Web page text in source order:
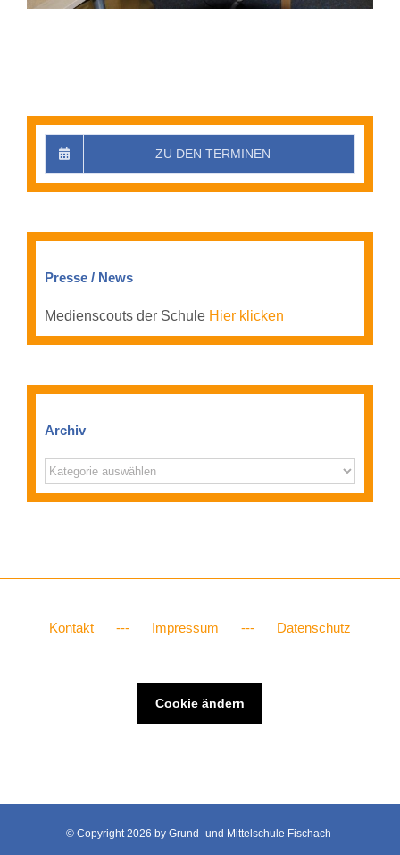
ZU DEN TERMINEN
Presse / News
Medienscouts der Schule Hier klicken
Archiv
Archiv
Kontakt Impressum Datenschutz
Cookie ändern
© Copyright 2026 by Grund- und Mittelschule Fischach-